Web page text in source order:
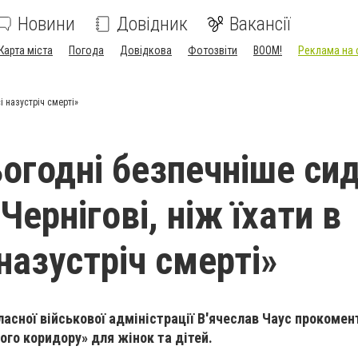
Новини Довідник Вакансії
міста Погода Довідкова Фотозвіти BOOM! Реклама на
назустріч смерті»
безпечніше
ніж їхати в
смерті»
військової адміністрації В'ячеслав Чаус
коридору» для жінок та дітей.